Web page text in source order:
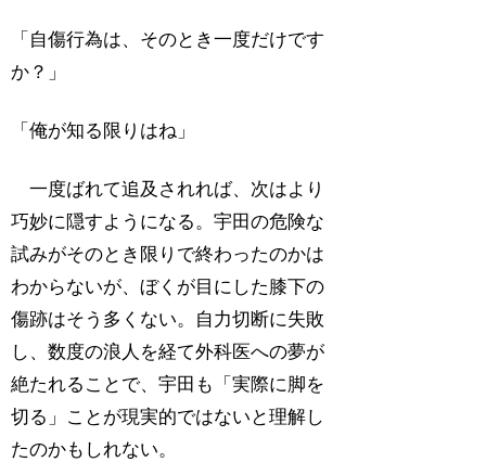
「自傷行為は、そのとき一度だけです
か？」
「俺が知る限りはね」
一度ばれて追及されれば、次はより
巧妙に隠すようになる。宇田の危険な
試みがそのとき限りで終わったのかは
わからないが、ぼくが目にした膝下の
傷跡はそう多くない。自力切断に失敗
し、数度の浪人を経て外科医への夢が
絶たれることで、宇田も「実際に脚を
切る」ことが現実的ではないと理解し
たのかもしれない。